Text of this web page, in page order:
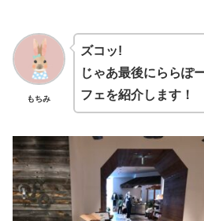
もちみ
ズコッ!
じゃあ最後にららぽ
フェを紹介します！